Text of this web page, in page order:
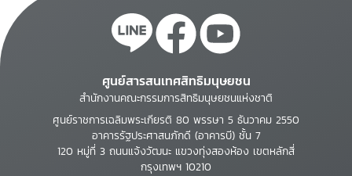
ศูนย์สารสนเทศสิทธิมนุษยชน
สำนักงานคณะกรรมการสิทธิมนุษยชนแห่งชาติ
ศูนย์ราชการเฉลิมพระเกียรติ 80 พรรษา 5 ธันวาคม 2550
อาคารรัฐประศาสนภักดี (อาคารบี) ชั้น 7
120 หมู่ที่ 3 ถนนแจ้งวัฒนะ แขวงทุ่งสองห้อง เขตหลักสี่
กรุงเทพฯ 10210